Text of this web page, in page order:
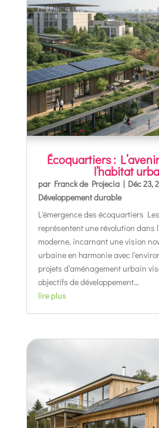
Écoquartiers :
l’habitat
par Franck de Projecia| Déc 23,
Développement durable
L'émergence des écoquartiers
représentent une révolution dans
moderne, incarnant une vision
urbaine en harmonie avec
projets d'aménagement urbain
objectifs de développement...
lire plus